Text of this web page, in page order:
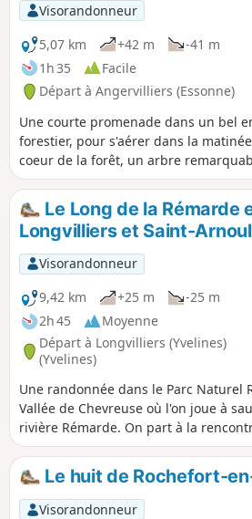
Visorandonneur
5,07 km
+42 m
-41 m
1h 35
Facile
Départ à Angervilliers (Essonne)
Une courte promenade dans un bel
forestier, pour s'aérer dans la
coeur de la forêt, un arbre
mérite bien son nom.
Le Long de la Rémarde
Longvilliers et Saint-
Visorandonneur
9,42 km
+25 m
-25 m
2h 45
Moyenne
Départ à Longvilliers (Yvelines)
(Yvelines)
Une randonnée dans le Parc Naturel
Vallée de Chevreuse où l'on joue à
rivière Rémarde. On part à la
de deux belles églises et d'un
Arnoult", Patron des marcheurs ! On
en bordure de pâturages à chevaux
des petites routes peu passantes, des
Le huit de Rochefort-
Visorandonneur